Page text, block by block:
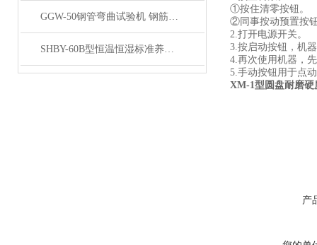
GGW-50钢管弯曲试验机 钢筋管板材弯曲试验机 展示
SHBY-60B型恒温恒湿标准养护箱 产品展示
①按住清零按钮。
②同事按动预置按
2.打开电源开关。
3.按启动按钮，机
4.再次使用机器，
5.手动按钮用于点
XM-1型圆盘耐磨
产